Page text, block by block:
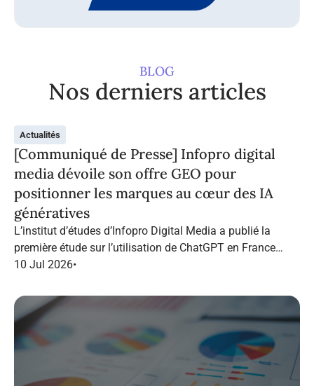
BLOG
Nos derniers articles
Actualités
[Communiqué de Presse] Infopro digital
media dévoile son offre GEO pour
positionner les marques au cœur des IA
génératives
L’institut d’études d’Infopro Digital Media a publié la
première étude sur l’utilisation de ChatGPT en France
dans le marketing B2B.
10 Jul 2026•